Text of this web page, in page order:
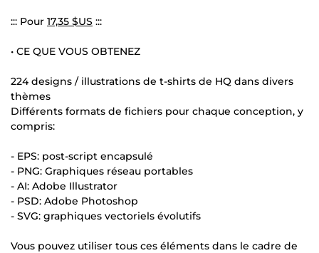
::: Pour 17,35 $US :::
• CE QUE VOUS OBTENEZ
224 designs / illustrations de t-shirts de HQ dans divers
thèmes
Différents formats de fichiers pour chaque conception, y
compris:
- EPS: post-script encapsulé
- PNG: Graphiques réseau portables
- AI: Adobe Illustrator
- PSD: Adobe Photoshop
- SVG: graphiques vectoriels évolutifs
Vous pouvez utiliser tous ces éléments dans le cadre de